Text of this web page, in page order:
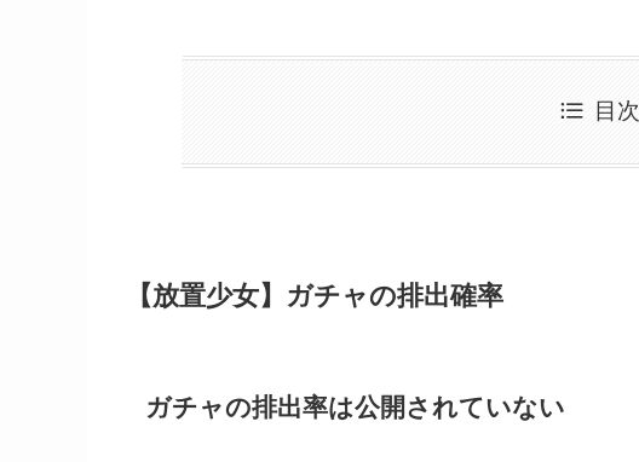
目次
【放置少女】ガチャの排出確率
ガチャの排出率は公開されていない